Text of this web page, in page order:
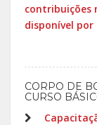
contribuições
disponível por
CORPO DE
CURSO